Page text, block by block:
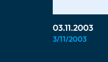
03.11.2003
3/11/2003